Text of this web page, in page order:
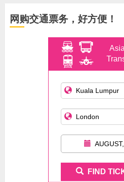
网购交通票务，好方便！
FIND